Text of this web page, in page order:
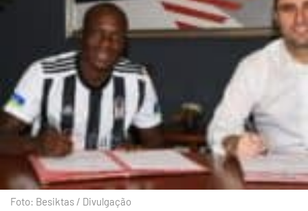
Foto: Besiktas / Divulgação